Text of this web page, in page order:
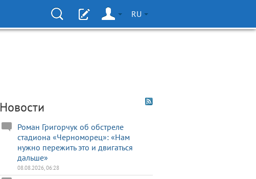
RU
Новости
Роман Григорчук об обстреле
стадиона «Черноморец»: «Нам
нужно пережить это и двигаться
дальше»
08.08.2026, 06:28